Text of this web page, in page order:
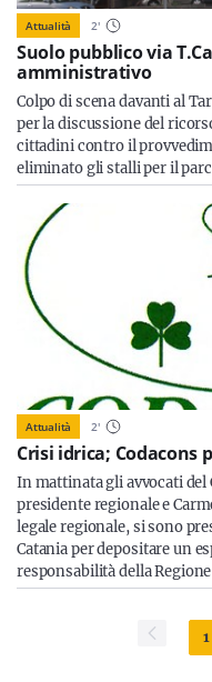
Attualità 2'
Suolo pubblico via
amministrativo
Colpo di scena davanti al
per la discussione del
cittadini contro il
eliminato gli stalli per il
Attualità 2'
Crisi idrica; Codacons
In mattinata gli avvocati del
presidente regionale e
legale regionale, si sono
Catania per depositare un
responsabilità della
1